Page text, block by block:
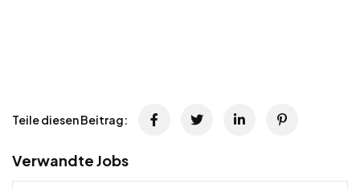
Teile diesen Beitrag:
Verwandte Jobs